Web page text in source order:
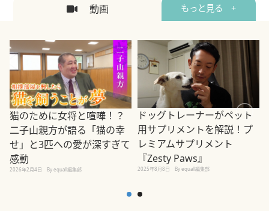
動画 もっと見る +
猫のために女将と喧嘩！？
二子山親方が語る「猫の幸
せ」と3匹への愛が深すぎて
感動
2026年2月4日 By equall編集部
ドッグトレーナーがペット
用サプリメントを解説！プ
レミアムサプリメント
『Zesty Paws』
2025年8月8日 By equall編集部